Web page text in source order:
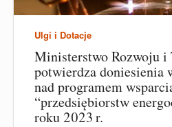
Ulgi i Dotacje
Ministerstwo Rozwoju i
potwierdza doniesienia
nad programem
“przedsiębiorstw
roku 2023 r.